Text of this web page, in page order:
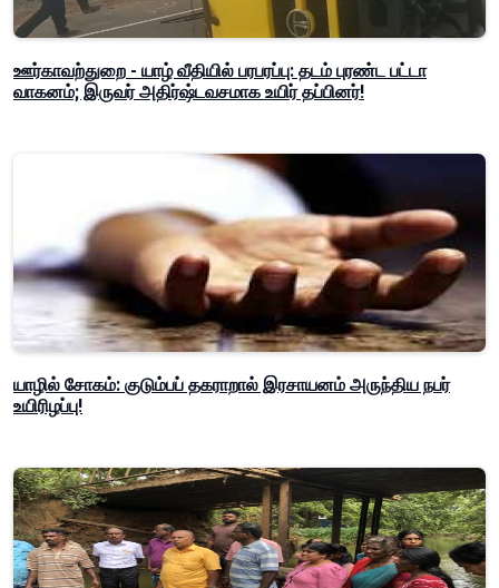
ஊர்காவற்துறை - யாழ் வீதியில் பரபரப்பு: தடம் புரண்ட பட்டா
வாகனம்; இருவர் அதிர்ஷ்டவசமாக உயிர் தப்பினர்!
யாழில் சோகம்: குடும்பப் தகராறால் இரசாயனம் அருந்திய நபர்
உயிரிழப்பு!